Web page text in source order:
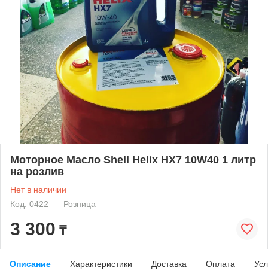
Моторное Масло Shell Helix HX7 10W40 1 литр
на розлив
Нет в наличии
Код: 0422
Розница
3 300 ₸
Описание Характеристики Доставка Оплата